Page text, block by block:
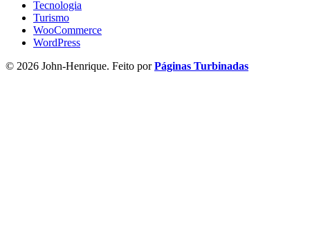
Tecnologia
Turismo
WooCommerce
WordPress
© 2026 John-Henrique. Feito porPáginas Turbinadas